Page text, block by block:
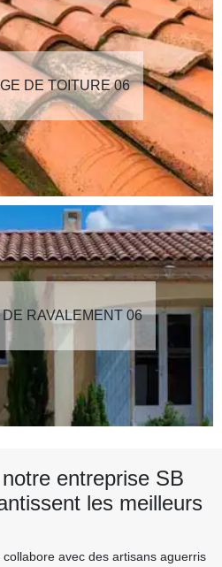
DE TOITURE 06
RAVALEMENT 06
entreprise SB
les meilleurs
collabore avec des artisans aguerris